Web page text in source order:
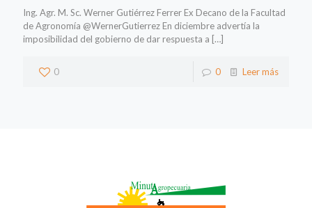
Ing. Agr. M. Sc. Werner Gutiérrez Ferrer Ex Decano de la Facultad
de Agronomía @WernerGutierrez En diciembre advertía la
imposibilidad del gobierno de dar respuesta a […]
0 0 Leer más